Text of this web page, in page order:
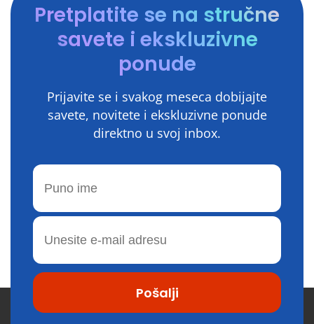
Pretplatite se na stručne
savete i ekskluzivne
ponude
Prijavite se i svakog meseca dobijajte
savete, novitete i ekskluzivne ponude
direktno u svoj inbox.